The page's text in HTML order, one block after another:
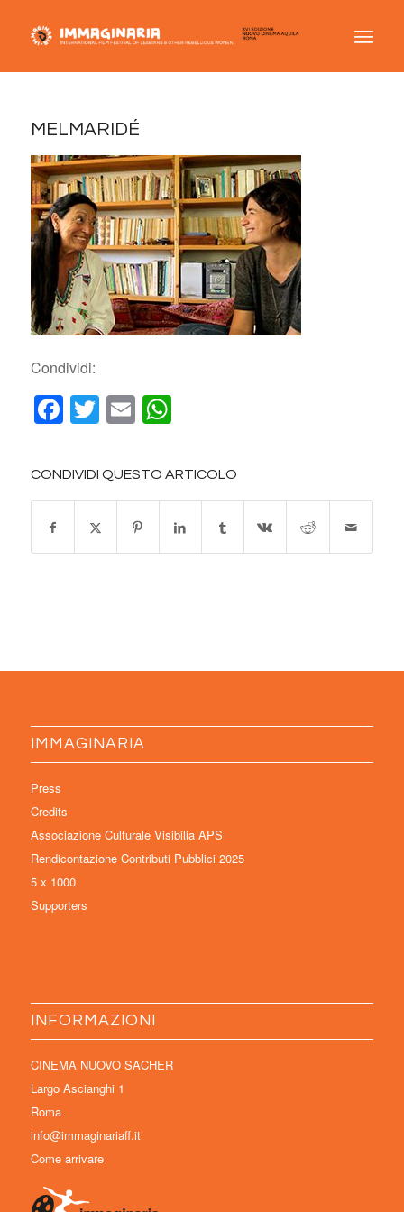
MELMARIDÉ
Condividi:
Facebook
Twitter
EmailWhatsApp
CONDIVIDI QUESTO ARTICOLO
IMMAGINARIA
Press
Credits
Associazione Culturale Visibilia APS
Rendicontazione Contributi Pubblici 2025
5 x 1000
Supporters
INFORMAZIONI
CINEMA NUOVO SACHER
Largo Ascianghi 1
Roma
info@immaginariaff.it
Come arrivare